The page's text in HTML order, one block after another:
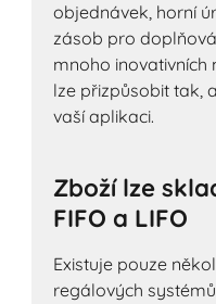
objednávek, horní
zásob pro
mnoho inovativních
lze přizpůsobit tak,
vaší aplikaci.
Zboží lze
FIFO a LIFO
Existuje pouze
regálových